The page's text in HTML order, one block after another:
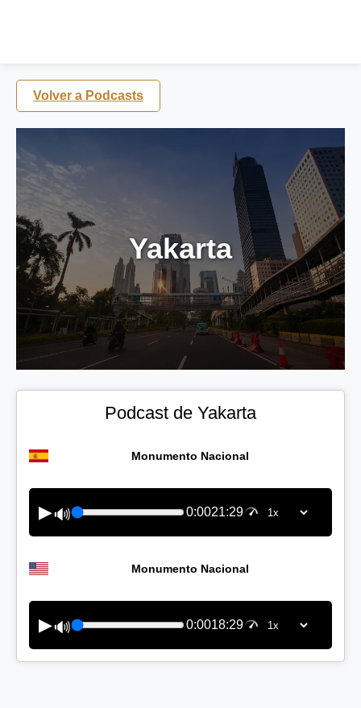
Volver a Podcasts
Yakarta
Podcast de Yakarta
Monumento Nacional
▶🔊 0:0021:29
Monumento Nacional
▶🔊 0:0018:29